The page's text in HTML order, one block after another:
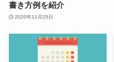
書き方例を紹介
2020年11月25日